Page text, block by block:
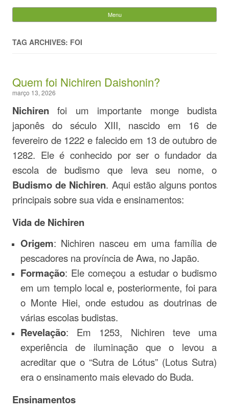
Evandro Legramonte
Menu
TAG ARCHIVES: FOI
Quem foi Nichiren Daishonin?
março 13, 2026
Nichiren foi um importante monge budista
japonês do século XIII, nascido em 16 de
fevereiro de 1222 e falecido em 13 de outubro de
1282. Ele é conhecido por ser o fundador da
escola de budismo que leva seu nome, o
Budismo de Nichiren. Aqui estão alguns pontos
principais sobre sua vida e ensinamentos:
Vida de Nichiren
Origem: Nichiren nasceu em uma família de
pescadores na província de Awa, no Japão.
Formação: Ele começou a estudar o budismo
em um templo local e, posteriormente, foi para
o Monte Hiei, onde estudou as doutrinas de
várias escolas budistas.
Revelação: Em 1253, Nichiren teve uma
experiência de iluminação que o levou a
acreditar que o “Sutra de Lótus” (Lotus Sutra)
era o ensinamento mais elevado do Buda.
Ensinamentos